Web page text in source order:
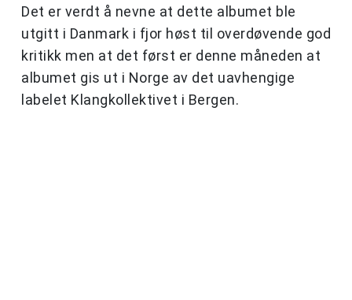
Det er verdt å nevne at dette albumet ble
utgitt i Danmark i fjor høst til overdøvende god
kritikk men at det først er denne måneden at
albumet gis ut i Norge av det uavhengige
labelet Klangkollektivet i Bergen.